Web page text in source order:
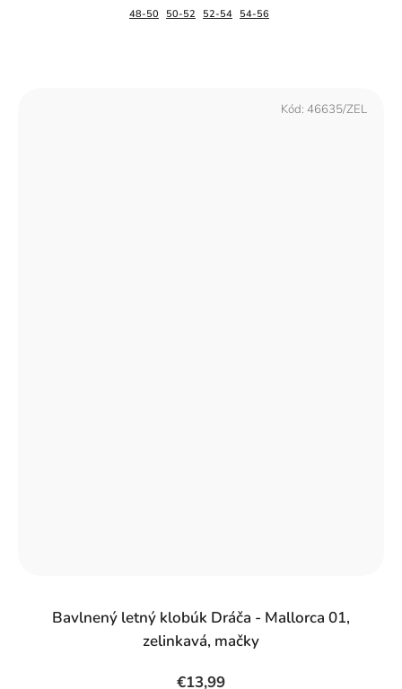
48-50 50-52 52-54 54-56
Bavlnený letný klobúk Dráča - Mallorca 01,
zelinkavá, mačky
€13,99
Kód: 46635/ZEL